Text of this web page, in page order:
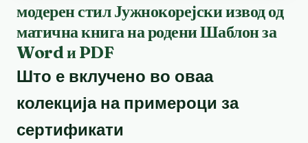
модерен стил Јужнокорејски извод од
матична книга на родени Шаблон за
Word и PDF
Што е вклучено во оваа
колекција на примероци за
сертификати